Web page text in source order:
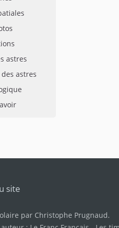
astres
astres
site
par Christophe Prugnaud.